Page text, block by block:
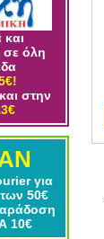
σε όλη
στην
για
50€
10€